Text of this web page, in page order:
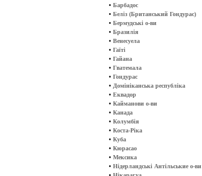
• Барбадос
• Беліз (Британський Гондурас)
• Бермудські о-ви
• Бразилія
• Венесуела
• Гаїті
• Гайана
• Гватемала
• Гондурас
• Домініканська республіка
• Еквадор
• Кайманови о-ви
• Канада
• Колумбія
• Коста-Ріка
• Куба
• Кюрасао
• Мексика
• Нідерландські Антільськие о-ви